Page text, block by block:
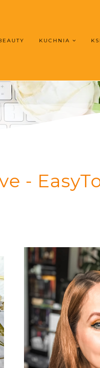
KUCHNIA
-